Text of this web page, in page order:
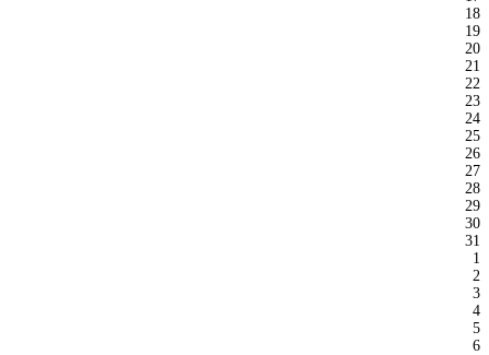
18
19
20
21
22
23
24
25
26
27
28
29
30
31
1
2
3
4
5
6